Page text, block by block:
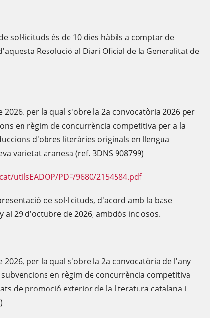
sol·licituds és de 10 dies hàbils a comptar de
Resolució al Diari Oficial de la Generalitat de
2026, per la qual s'obre la 2a convocatòria 2026 per
en règim de concurrència competitiva per a la
d'obres literàries originals en llengua
varietat aranesa (ref. BDNS 908799)
utilsEADOP/PDF/9680/2154584.pdf
de sol·licituds, d'acord amb la base
al 29 d'octubre de 2026, ambdós inclosos.
2026, per la qual s'obre la 2a convocatòria de l'any
en règim de concurrència competitiva
de promoció exterior de la literatura catalana i